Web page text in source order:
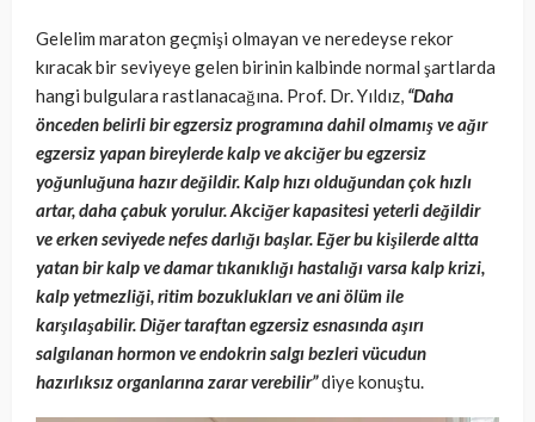
Gelelim maraton geçmişi olmayan ve neredeyse rekor
kıracak bir seviyeye gelen birinin kalbinde normal şartlarda
hangi bulgulara rastlanacağına. Prof. Dr. Yıldız, “Daha
önceden belirli bir egzersiz programına dahil olmamış ve ağır
egzersiz yapan bireylerde kalp ve akciğer bu egzersiz
yoğunluğuna hazır değildir. Kalp hızı olduğundan çok hızlı
artar, daha çabuk yorulur. Akciğer kapasitesi yeterli değildir
ve erken seviyede nefes darlığı başlar. Eğer bu kişilerde altta
yatan bir kalp ve damar tıkanıklığı hastalığı varsa kalp krizi,
kalp yetmezliği, ritim bozuklukları ve ani ölüm ile
karşılaşabilir. Diğer taraftan egzersiz esnasında aşırı
salgılanan hormon ve endokrin salgı bezleri vücudun
hazırlıksız organlarına zarar verebilir”diye konuştu.